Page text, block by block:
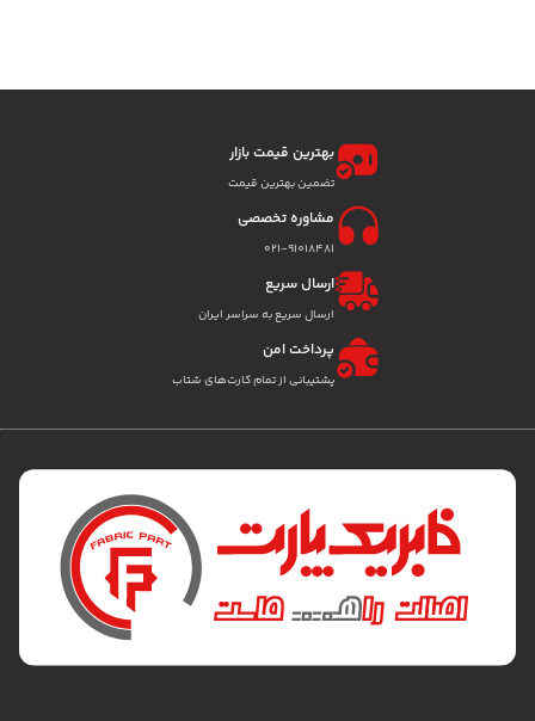
بهترین قیمت بازار
تضمین بهترین قیمت
مشاوره تخصصی
۰۲۱-91018481
ارسال سریع
ارسال سریع به سراسر ایران
پرداخت امن
پشتیبانی از تمام کارت‌های شتاب